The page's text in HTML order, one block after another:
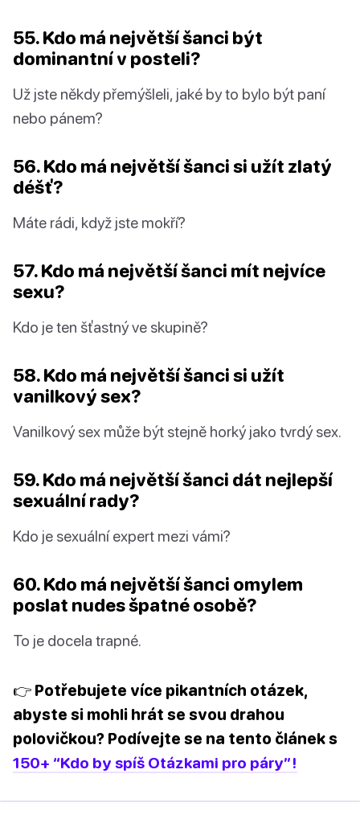
55. Kdo má největší šanci být
dominantní v posteli?
Už jste někdy přemýšleli, jaké by to bylo být paní
nebo pánem?
56. Kdo má největší šanci si užít zlatý
déšť?
Máte rádi, když jste mokří?
57. Kdo má největší šanci mít nejvíce
sexu?
Kdo je ten šťastný ve skupině?
58. Kdo má největší šanci si užít
vanilkový sex?
Vanilkový sex může být stejně horký jako tvrdý sex.
59. Kdo má největší šanci dát nejlepší
sexuální rady?
Kdo je sexuální expert mezi vámi?
60. Kdo má největší šanci omylem
poslat nudes špatné osobě?
To je docela trapné.
👉 Potřebujete více pikantních otázek,
abyste si mohli hrát se svou drahou
polovičkou? Podívejte se na tento článek s
150+ “Kdo by spíš Otázkami pro páry”!